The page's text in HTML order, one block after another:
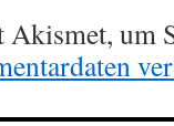
Akismet, um